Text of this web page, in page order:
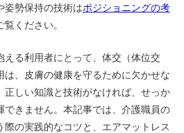
姿勢保持の技術はポジショニングの考
ください。
える利用者にとって、体交（体位交
、皮膚の健康を守るために欠かせな
正しい知識と技術がなければ、せっか
できません。本記事では、介護職員の
の実践的なコツと、エアマットレス